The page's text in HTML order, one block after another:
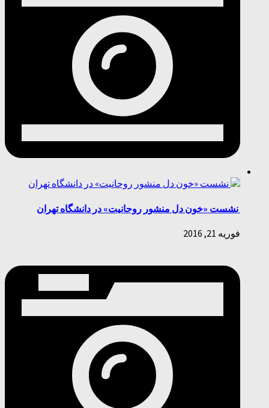
نشست «خون دل منشور روحانیت» در دانشگاه تهران
فوریه 21, 2016